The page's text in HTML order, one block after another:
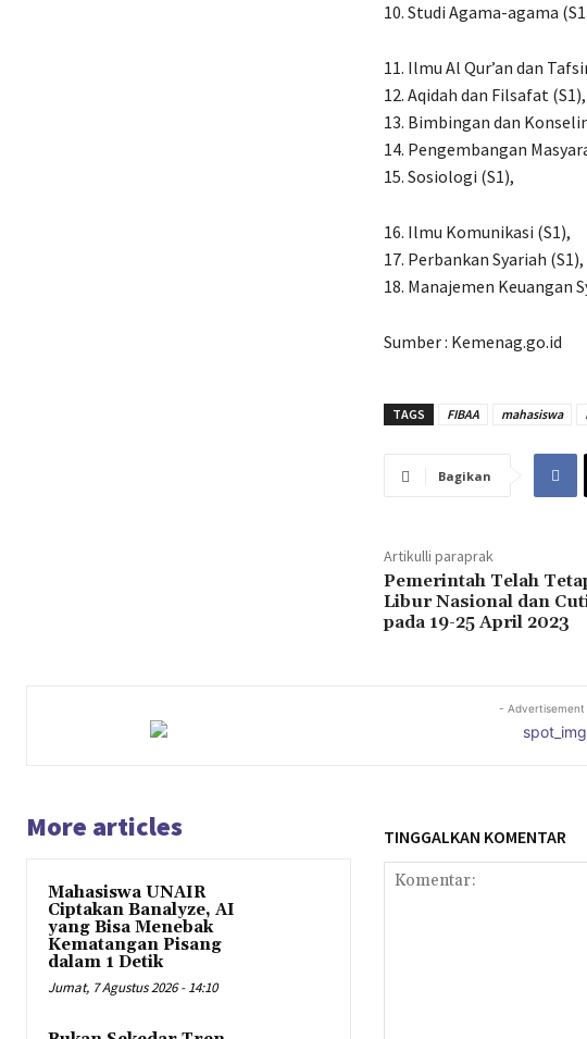
10. Studi Agama-agama
11. Ilmu Al Qur’an dan
12. Aqidah dan Filsafat (S1),
13. Bimbingan dan
14. Pengembangan
15. Sosiologi (S1),
16. Ilmu Komunikasi (S1),
17. Perbankan Syariah (S1),
18. Manajemen Keuangan
Sumber : Kemenag.go.id
TAGS FIBAA mahasiswa
Bagikan
Artikulli paraprak
Pemerintah Telah
Libur Nasional dan
pada 19-25 April 2023
- Advertisement
More articles
Mahasiswa UNAIR
Ciptakan Banalyze, AI
yang Bisa Menebak
Kematangan Pisang
dalam 1 Detik
Jumat, 7 Agustus 2026 - 14:10
TINGGALKAN KOMENTAR